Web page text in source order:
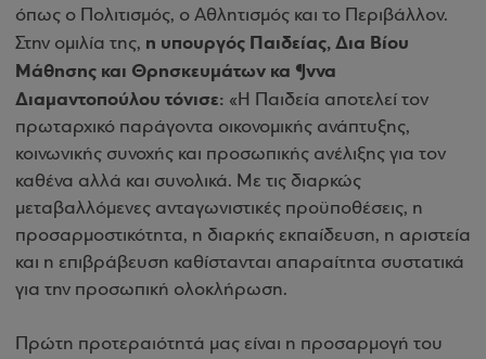
όπως ο Πολιτισμός, ο Αθλητισμός και το Περιβάλλον.
Στην ομιλία της, η υπουργός Παιδείας, Δια Βίου
Μάθησης και Θρησκευμάτων κα ¶ννα
Διαμαντοπούλου τόνισε: «Η Παιδεία αποτελεί τον
πρωταρχικό παράγοντα οικονομικής ανάπτυξης,
κοινωνικής συνοχής και προσωπικής ανέλιξης για τον
καθένα αλλά και συνολικά. Με τις διαρκώς
μεταβαλλόμενες ανταγωνιστικές προϋποθέσεις, η
προσαρμοστικότητα, η διαρκής εκπαίδευση, η αριστεία
και η επιβράβευση καθίστανται απαραίτητα συστατικά
για την προσωπική ολοκλήρωση.
Πρώτη προτεραιότητά μας είναι η προσαρμογή του